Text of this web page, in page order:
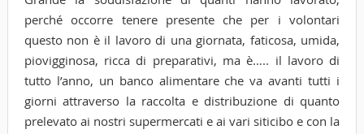
perché occorre tenere presente che per i volontari
questo non è il lavoro di una giornata, faticosa, umida,
piovigginosa, ricca di preparativi, ma è….. il lavoro di
tutto l’anno, un banco alimentare che va avanti tutti i
giorni attraverso la raccolta e distribuzione di quanto
prelevato ai nostri supermercati e ai vari siticibo e con la